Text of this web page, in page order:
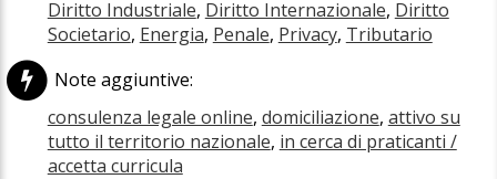
Diritto Industriale, Diritto Internazionale, Diritto
Societario, Energia, Penale, Privacy, Tributario
Note aggiuntive:
consulenza legale online, domiciliazione, attivo su
tutto il territorio nazionale, in cerca di praticanti /
accetta curricula